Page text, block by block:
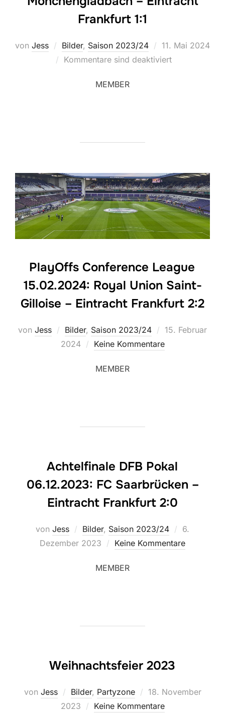
Frankfurt 1:1
von Jess Bilder, Saison 2023/24
Veröffentlicht
am
11. Mai 2024
Kommentare sind deaktiviert
MEMBER
PlayOffs Conference League
15.02.2024: Royal Union Saint-
Gilloise – Eintracht Frankfurt 2:2
von Jess Bilder, Saison 2023/24
Veröffentlicht
am
15. Februar
2024
Keine Kommentare
MEMBER
Achtelfinale DFB Pokal
06.12.2023: FC Saarbrücken –
Eintracht Frankfurt 2:0
von Jess Bilder, Saison 2023/24
am
6.
Dezember 2023
Keine Kommentare
MEMBER
Weihnachtsfeier 2023
von Jess Bilder, Partyzone
Veröffentlicht
am
18. November
2023
Keine Kommentare